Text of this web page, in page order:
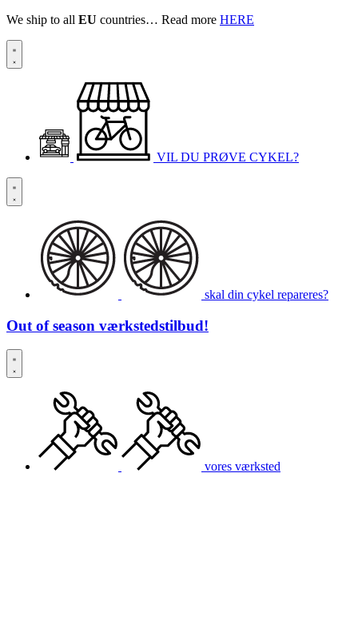
We ship to all EU countries… Read more HERE
VIL DU PRØVE CYKEL?
skal din cykel repareres?
Out of season værkstedstilbud!
vores værksted